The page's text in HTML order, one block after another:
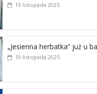
19 listopada 2025
„Jesienna herbatka” już u
19 listopada 2025